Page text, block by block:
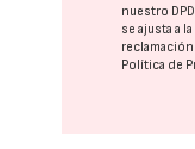
nuestro DPD
se ajusta a
Política de